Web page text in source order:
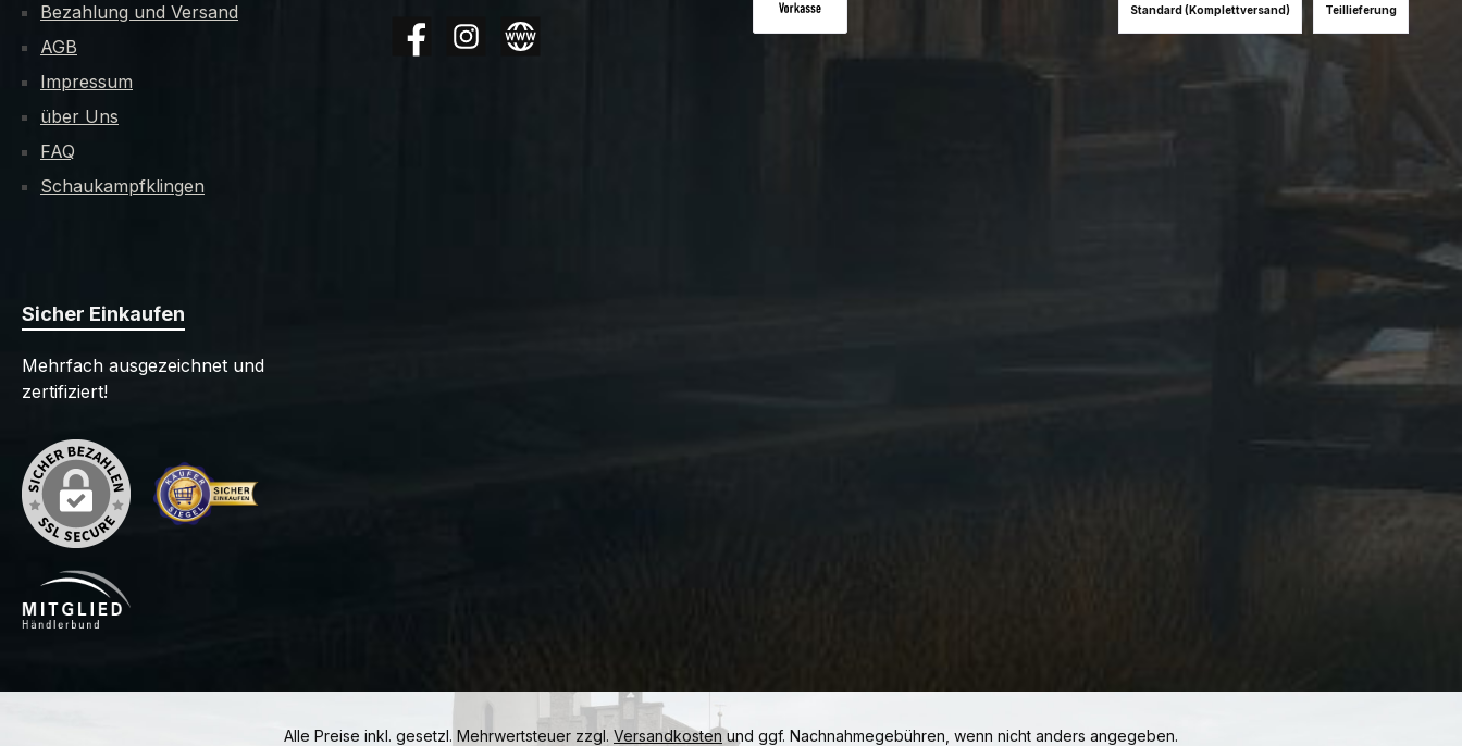
Bezahlung und Versand
AGB
Impressum
über Uns
FAQ
Schaukampfklingen
FacebookInstagramWebsite
Standard (Komplettversand) Teillieferung
Sicher Einkaufen
Mehrfach ausgezeichnet und
zertifiziert!
Alle Preise inkl. gesetzl. Mehrwertsteuer zzgl. Versandkosten und ggf. Nachnahmegebühren, wenn nicht anders angegeben.